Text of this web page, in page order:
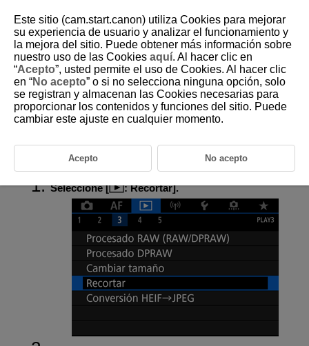
D090-129
Recorte de imágenes JPEG/HEIF
Puede recortar una imagen JPEG captada y guardarla como otra
Seleccione [ :Recortar].
Este sitio (cam.start.canon) utiliza Cookies para mejorar
su experiencia de usuario y analizar el funcionamiento y
la mejora del sitio. Puede obtener más información sobre
nuestro uso de las Cookies aquí. Al hacer clic en
“Acepto”, usted permite el uso de Cookies. Al hacer clic
en “No acepto” o si no selecciona ninguna opción, solo
se registran y almacenan las Cookies necesarias para
proporcionar los contenidos y funciones del sitio. Puede
cambiar este ajuste en cualquier momento.
Acepto No acepto